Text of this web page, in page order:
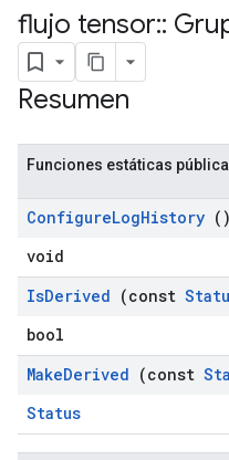
flujo tensor::
Resumen
Funciones estáticas
ConfigureLogHistory ()
void
IsDerived (const
bool
MakeDerived (const
Status